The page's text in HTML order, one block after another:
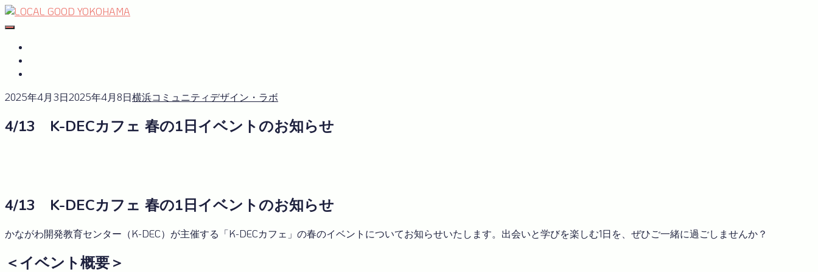
Skip
to
2025年4月3日2025年4月8日横浜コミュニティデザイン・ラボ
4/13 K-DECカフェ 春の1日イベントのお知らせ
4/13 K-DECカフェ 春の1日イベントのお知らせ
かながわ開発教育センター（K-DEC）が主催する「K-DECカフェ」の春のイベントについてお知らせいたします。出会いと学びを楽しむ1日を、ぜひご一緒に過ごしませんか？
＜イベント概要＞